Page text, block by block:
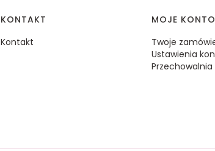
KONTAKT
Kontakt
MOJE KONTO
Twoje
Ustawienia
Przechowalnia